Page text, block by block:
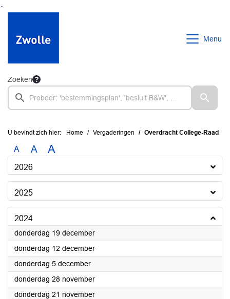
Ga naar de inhoud van deze pagina
Ga naar het zoeken
Ga naar het menu
Menu
Zoeken
U bevindt zich hier: Home Vergaderingen Overdracht College-Raad
A A A
2026
2025
2024
donderdag 19 december2024
donderdag 12 december2024
donderdag 5 december2024
donderdag 28 november2024
donderdag 21 november2024